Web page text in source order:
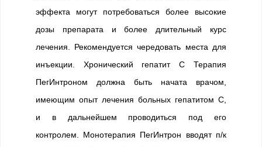
эффекта могут потребоваться более высокие
дозы препарата и более длительный курс
лечения. Рекомендуется чередовать места для
инъекции. Хронический гепатит С Терапия
ПегИнтроном должна быть начата врачом,
имеющим опыт лечения больных гепатитом С,
и в дальнейшем проводиться под его
контролем. Монотерапия ПегИнтрон вводят п/к